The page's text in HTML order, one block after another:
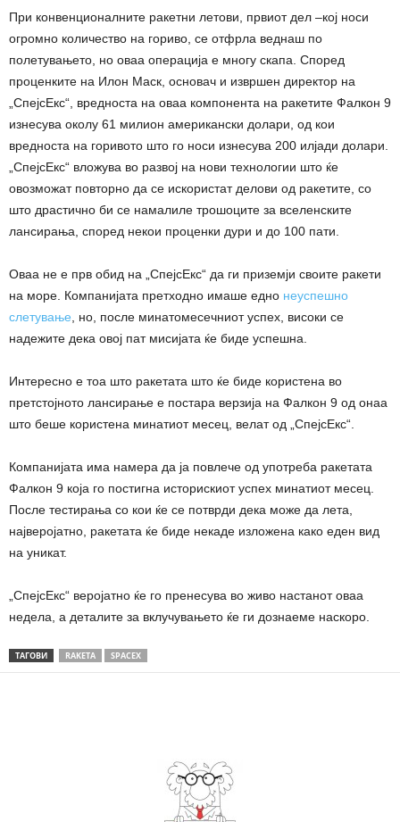
При конвенционалните ракетни летови, првиот дел –кој носи
огромно количество на гориво, се отфрла веднаш по
полетувањето, но оваа операција е многу скапа. Според
проценките на Илон Маск, основач и извршен директор на
„СпејсЕкс“, вредноста на оваа компонента на ракетите Фалкон 9
изнесува околу 61 милион американски долари, од кои
вредноста на горивото што го носи изнесува 200 илјади долари.
„СпејсЕкс“ вложува во развој на нови технологии што ќе
овозможат повторно да се искористат делови од ракетите, со
што драстично би се намалиле трошоците за вселенските
лансирања, според некои проценки дури и до 100 пати.
Оваа не е прв обид на „СпејсЕкс“ да ги приземји своите ракети
на море. Компанијата претходно имаше едно неуспешно
слетување, но, после минатомесечниот успех, високи се
надежите дека овој пат мисијата ќе биде успешна.
Интересно е тоа што ракетата што ќе биде користена во
претстојното лансирање е постара верзија на Фалкон 9 од онаа
што беше користена минатиот месец, велат од „СпејсЕкс“.
Компанијата има намера да ја повлече од употреба ракетата
Фалкон 9 која го постигна историскиот успех минатиот месец.
После тестирања со кои ќе се потврди дека може да лета,
најверојатно, ракетата ќе биде некаде изложена како еден вид
на уникат.
„СпејсЕкс“ веројатно ќе го пренесува во живо настанот оваа
недела, а деталите за вклучувањето ќе ги дознаеме наскоро.
ТАГОВИ RAKETA SPACEX